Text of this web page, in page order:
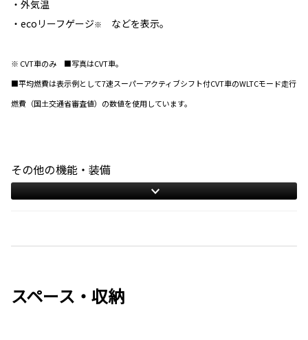
・外気温
・ecoリーフゲージ※ などを表示。
※ CVT車のみ ■写真はCVT車。
■平均燃費は表示例として7速スーパーアクティブシフト付CVT車のWLTCモード走行
燃費（国土交通省審査値）の数値を使用しています。
その他の機能・装備
スペース・収納